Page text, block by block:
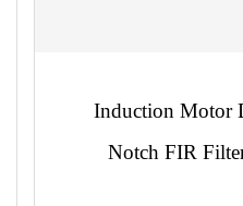
Induction Motor
Notch FIR